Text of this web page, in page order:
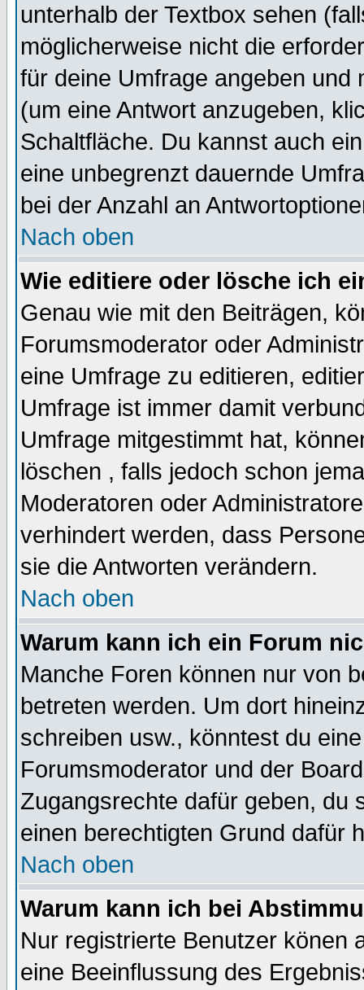
unterhalb der Textbox sehen
möglicherweise nicht die
für deine Umfrage angeben und
(um eine Antwort anzugeben,
Schaltfläche. Du kannst auch
eine unbegrenzt dauernde
bei der Anzahl an
Nach oben
Wie editiere oder lösche ich
Genau wie mit den Beiträgen,
Forumsmoderator oder
eine Umfrage zu editieren,
Umfrage ist immer damit
Umfrage mitgestimmt hat,
löschen , falls jedoch schon
Moderatoren oder
verhindert werden, dass
sie die Antworten verändern.
Nach oben
Warum kann ich ein Forum
Manche Foren können nur von
betreten werden. Um dort
schreiben usw., könntest du
Forumsmoderator und der
Zugangsrechte dafür geben, du
einen berechtigten Grund dafür
Nach oben
Warum kann ich bei
Nur registrierte Benutzer könen
eine Beeinflussung des